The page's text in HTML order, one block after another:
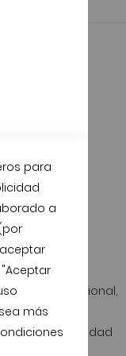
forma tradicional,
y trazabilidad
para
a
más